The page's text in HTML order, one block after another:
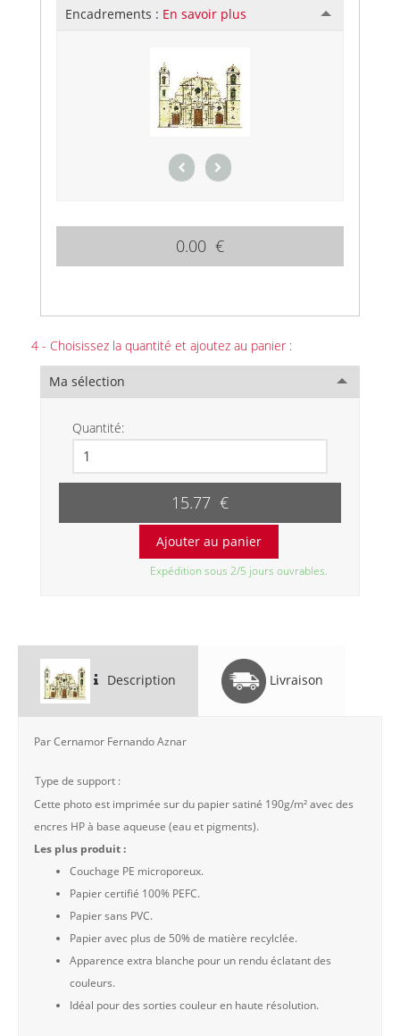
Encadrements : En savoir plus
0.00 €
4 - Choisissez la quantité et ajoutez au panier :
Ma sélection
Quantité:
15.77 €
Expédition sous 2/5 jours ouvrables.
Description Livraison
Par Cernamor Fernando Aznar
Type de support :
Cette photo est imprimée sur du papier satiné 190g/m² avec des
encres HP à base aqueuse (eau et pigments).
Les plus produit :
Couchage PE microporeux.
Papier certifié 100% PEFC.
Papier sans PVC.
Papier avec plus de 50% de matière recylclée.
Apparence extra blanche pour un rendu éclatant des
couleurs.
Idéal pour des sorties couleur en haute résolution.